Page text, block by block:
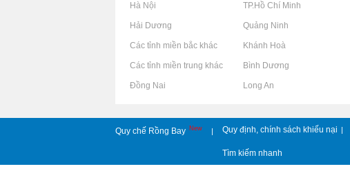
Rao vặt tại Hà Nội Rao vặt tại TP.Hồ Chí Minh Rao vặt
Rao vặt tại Hải Dương Rao vặt tại Quảng Ninh Rao vặt
Rao vặt tại Các tỉnh miền bắc khácRao vặt tại Khánh Hoà Rao vặt
Rao vặt tại Các tỉnh miền trung khácRao vặt tại Bình Dương Rao vặt
Rao vặt tại Đồng Nai Rao vặt tại Long An Rao vặt
Quy chế Rồng Bay New | Quy định, chính sách khiếu nại |
Tìm kiếm nhanh